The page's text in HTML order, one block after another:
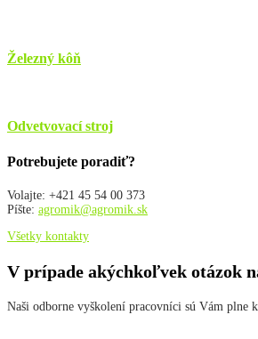
Železný kôň
Odvetvovací stroj
Potrebujete poradiť?
Volajte: +421 45 54 00 373
Píšte: agromik@agromik.sk
Všetky kontakty
V prípade akýchkoľvek otázok
Naši odborne vyškolení pracovníci sú Vám plne